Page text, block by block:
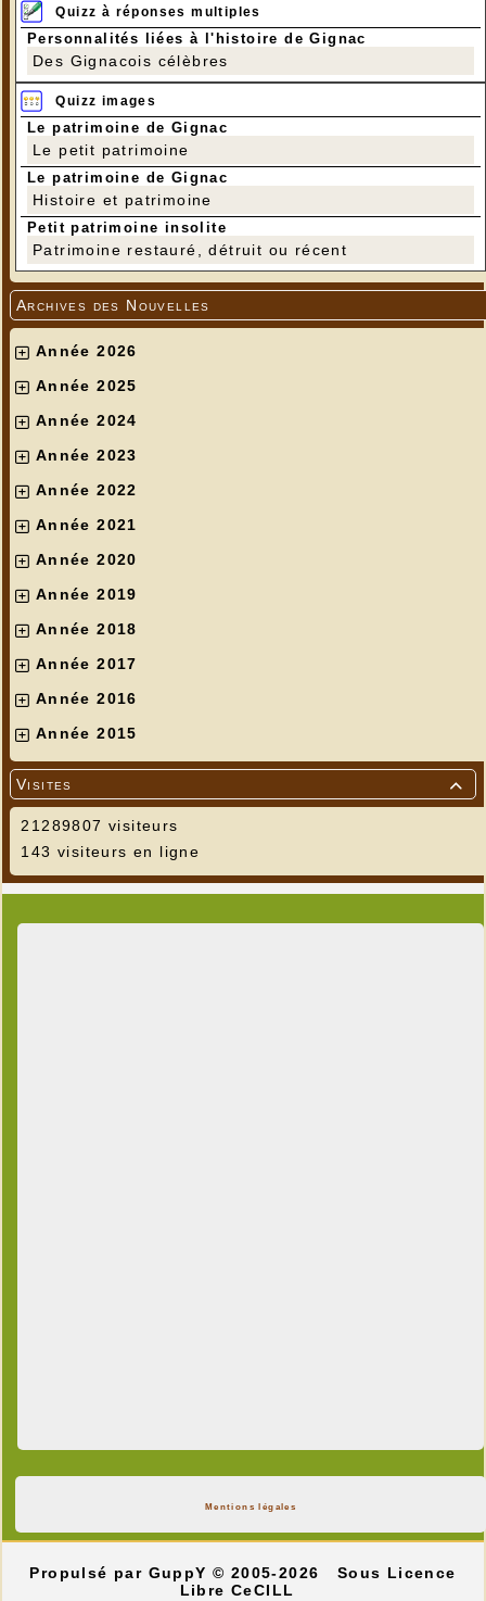
Quizz à réponses multiples
Personnalités liées à l'histoire de Gignac
Des Gignacois célèbres
Quizz images
Le patrimoine de Gignac
Le petit patrimoine
Le patrimoine de Gignac
Histoire et patrimoine
Petit patrimoine insolite
Patrimoine restauré, détruit ou récent
Archives des Nouvelles
Année 2026
Année 2025
Année 2024
Année 2023
Année 2022
Année 2021
Année 2020
Année 2019
Année 2018
Année 2017
Année 2016
Année 2015

Visites
21289807 visiteurs
143 visiteurs en ligne
Mentions légales
Propulsé par GuppY© 2005-2026
Sous Licence
Libre CeCILL